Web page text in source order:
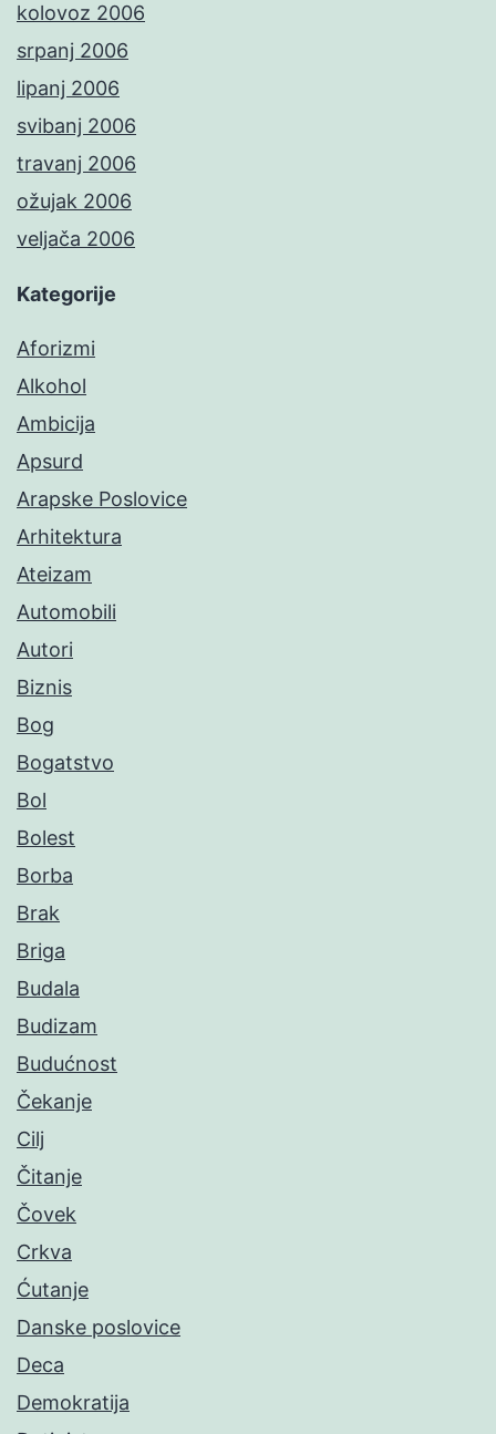
kolovoz 2006
srpanj 2006
lipanj 2006
svibanj 2006
travanj 2006
ožujak 2006
veljača 2006
Kategorije
Aforizmi
Alkohol
Ambicija
Apsurd
Arapske Poslovice
Arhitektura
Ateizam
Automobili
Autori
Biznis
Bog
Bogatstvo
Bol
Bolest
Borba
Brak
Briga
Budala
Budizam
Budućnost
Čekanje
Cilj
Čitanje
Čovek
Crkva
Ćutanje
Danske poslovice
Deca
Demokratija